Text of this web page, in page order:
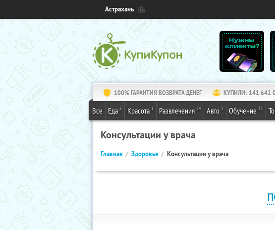
Астрахань
100% ГАРАНТИЯ ВОЗВРАТА ДЕНЕГ КУПИЛИ: 141 642
Все Еда 6 Красота 1 Развлечения 24 Авто 1 Обучение 31
Консультации у врача
Главная Здоровье Консультации у врача